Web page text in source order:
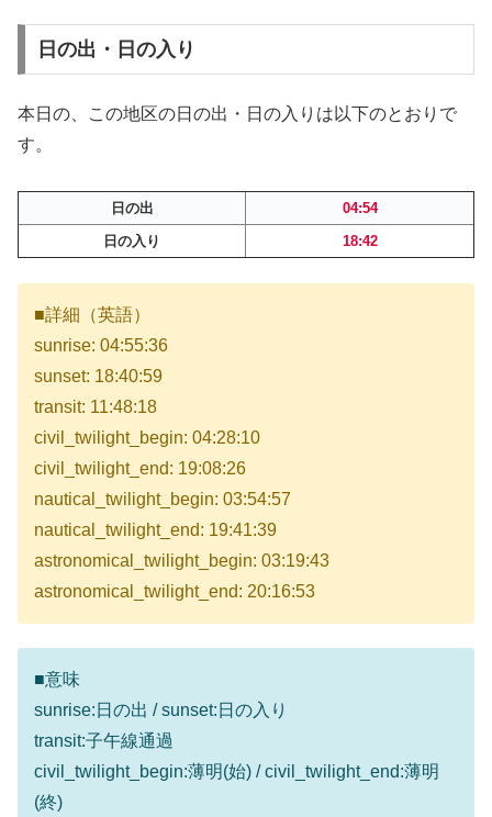
日の出・日の入り
本日の、この地区の日の出・日の入りは以下のとおりで
す。
日の出
04:54
日の入り
18:42
■詳細（英語）
sunrise: 04:55:36
sunset: 18:40:59
transit: 11:48:18
civil_twilight_begin: 04:28:10
civil_twilight_end: 19:08:26
nautical_twilight_begin: 03:54:57
nautical_twilight_end: 19:41:39
astronomical_twilight_begin: 03:19:43
astronomical_twilight_end: 20:16:53
■意味
sunrise:日の出 / sunset:日の入り
transit:子午線通過
civil_twilight_begin:薄明(始) / civil_twilight_end:薄明
(終)